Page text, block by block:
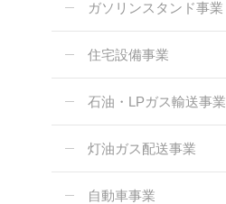
ガソリンスタンド事業
住宅設備事業
石油・LPガス輸送事業
灯油ガス配送事業
自動車事業